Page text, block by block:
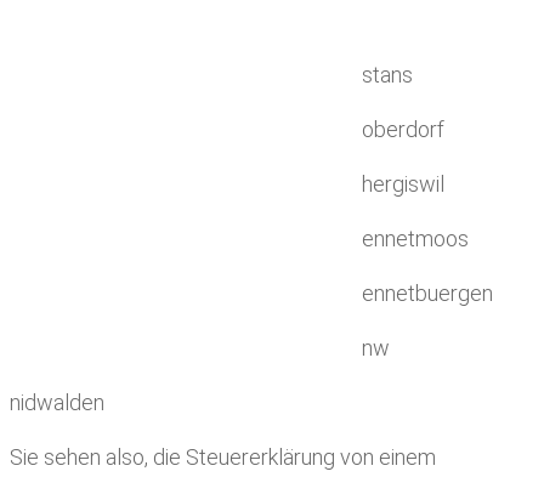
stans
oberdorf
hergiswil
ennetmoos
ennetbuergen
nw
nidwalden
Sie sehen also, die Steuererklärung von einem